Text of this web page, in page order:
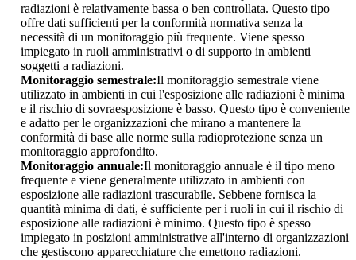
radiazioni è relativamente bassa o ben controllata. Questo tipo
offre dati sufficienti per la conformità normativa senza la
necessità di un monitoraggio più frequente. Viene spesso
impiegato in ruoli amministrativi o di supporto in ambienti
soggetti a radiazioni.
Monitoraggio semestrale:Il monitoraggio semestrale viene
utilizzato in ambienti in cui l'esposizione alle radiazioni è minima
e il rischio di sovraesposizione è basso. Questo tipo è conveniente
e adatto per le organizzazioni che mirano a mantenere la
conformità di base alle norme sulla radioprotezione senza un
monitoraggio approfondito.
Monitoraggio annuale:Il monitoraggio annuale è il tipo meno
frequente e viene generalmente utilizzato in ambienti con
esposizione alle radiazioni trascurabile. Sebbene fornisca la
quantità minima di dati, è sufficiente per i ruoli in cui il rischio di
esposizione alle radiazioni è minimo. Questo tipo è spesso
impiegato in posizioni amministrative all'interno di organizzazioni
che gestiscono apparecchiature che emettono radiazioni.